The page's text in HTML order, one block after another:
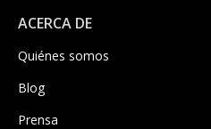
ACERCA DE
Quiénes somos
Blog
Prensa